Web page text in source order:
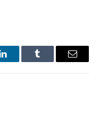
LinkedInTumblr Email